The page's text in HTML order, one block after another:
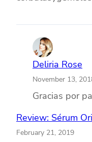
Deliria Rose
November 13,
Gracias por
Review: Sérum
February 21, 2019